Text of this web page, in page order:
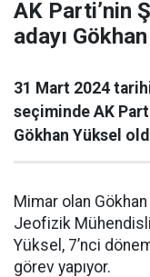
AK Parti’nin
adayı
31 Mart 2024
seçiminde AK
Gökhan Yüksel
Mimar olan Gökhan
Jeofizik
Yüksel, 7’nci
görev yapıyor.